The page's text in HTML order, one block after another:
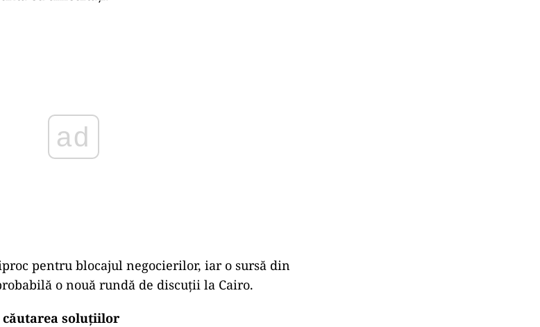
pentru blocajul negocierilor, iar o sursă din
o nouă rundă de discuții la Cairo.
soluțiilor